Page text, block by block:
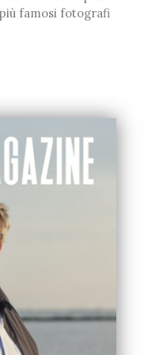
famosi fotografi